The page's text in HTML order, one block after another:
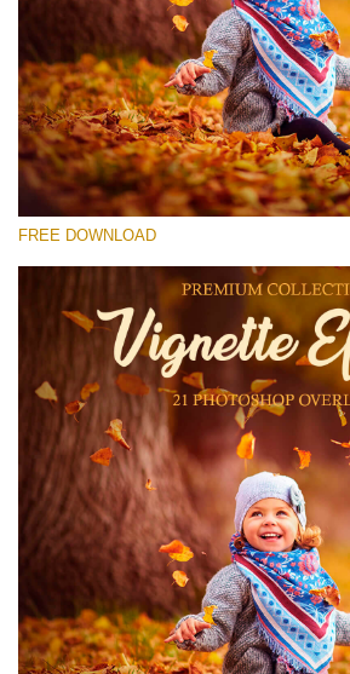
Prosím vyberte
Free Photoshop Overlay #27
Small 800*533px
Vignette Effect
(21 Overlays)
Sky Boundless
(347 Overlays)
Large 6000*4000px
Entire Collection
(1783 Overlays)
Large 6000*4000px
Stažení zdarma
FREE DOWNLOAD